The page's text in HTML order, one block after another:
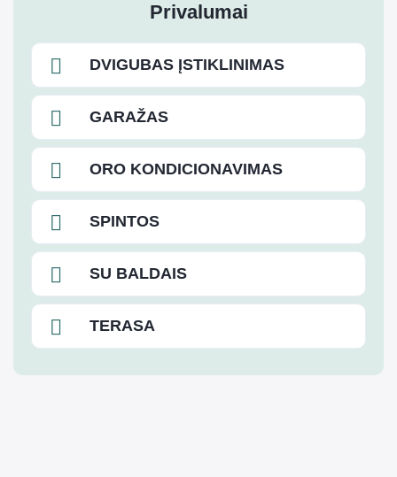
Privalumai
DVIGUBAS ĮSTIKLINIMAS
GARAŽAS
ORO KONDICIONAVIMAS
SPINTOS
SU BALDAIS
TERASA